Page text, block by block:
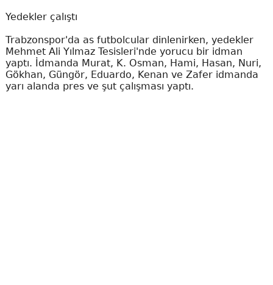
Yedekler çalıştı
Trabzonspor'da as futbolcular dinlenirken, yedekler
Mehmet Ali Yılmaz Tesisleri'nde yorucu bir idman
yaptı. İdmanda Murat, K. Osman, Hami, Hasan, Nuri,
Gökhan, Güngör, Eduardo, Kenan ve Zafer idmanda
yarı alanda pres ve şut çalışması yaptı.